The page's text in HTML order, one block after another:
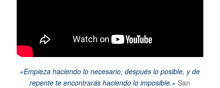
«Empieza haciendo lo necesario, después lo posible, y de
repente te encontrarás haciendo lo imposible.» San